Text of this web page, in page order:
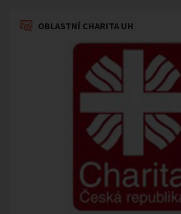
OBLASTNÍ CHARITA UH